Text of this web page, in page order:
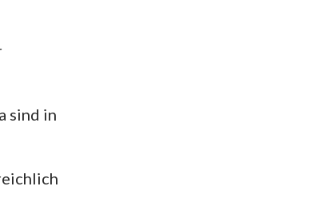
sind in